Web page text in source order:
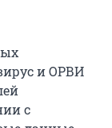
и ОРВИ
с